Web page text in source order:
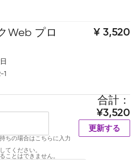
Web プロ
1
3,520
ちの場合はこちらに入力
てください。
ことはできません。
合計
3,520
更新する